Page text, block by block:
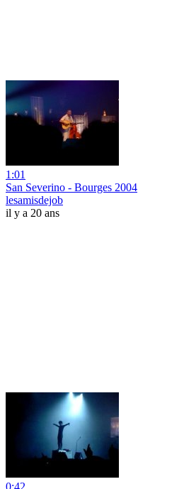
1:01
San Severino - Bourges 2004
lesamisdejob
il y a 20 ans